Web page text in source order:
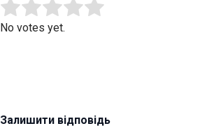
Rate this item:
No votes yet.
Залишити відповідь